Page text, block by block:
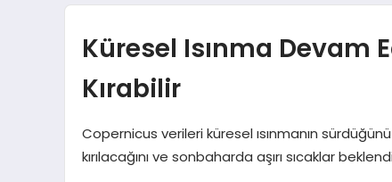
Küresel Isınma Devam
Kırabilir
Copernicus verileri küresel ısınmanın
kırılacağını ve sonbaharda aşırı sıcaklar